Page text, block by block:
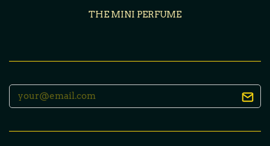
THE MINI PERFUME